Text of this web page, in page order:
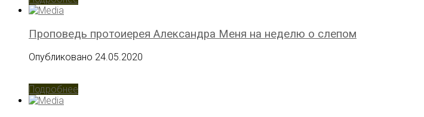
Проповедь протоиерея Александра Меня на неделю о слепом
Опубликовано 24.05.2020
Подробнее